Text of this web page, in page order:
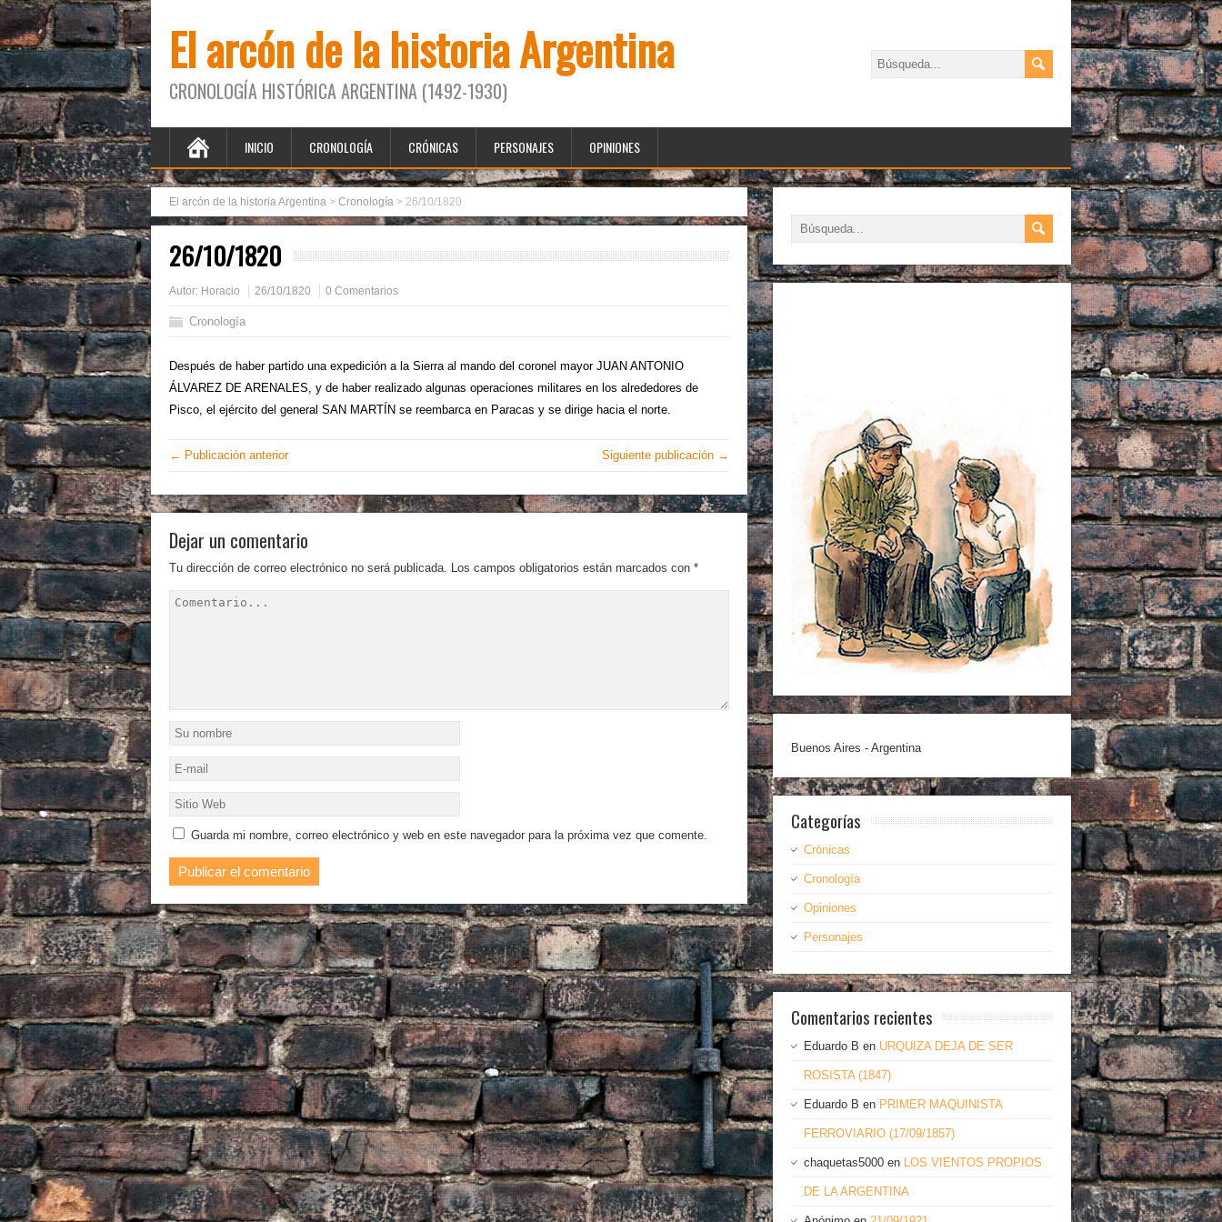
El arcón de la historia Argentina
CRONOLOGÍA HISTÓRICA ARGENTINA (1492-1930)
INICIO CRONOLOGÍA CRÓNICAS PERSONAJES OPINIONES
El arcón de la historia Argentina > Cronología > 26/10/1820
26/10/1820
Autor: Horacio 26/10/1820 0 Comentarios
Cronología
Después de haber partido una expedición a la Sierra al mando del coronel mayor JUAN ANTONIO
ÁLVAREZ DE ARENALES, y de haber realizado algunas operaciones militares en los alrededores de
Pisco, el ejército del general SAN MARTÍN se reembarca en Paracas y se dirige hacia el norte.
← Publicación anterior Siguiente publicación →
Dejar un comentario
Tu dirección de correo electrónico no será publicada. Los campos obligatorios están marcados con *
Guarda mi nombre, correo electrónico y web en este navegador para la próxima vez que comente.
Buenos Aires - Argentina
Categorías
Crónicas
Cronología
Opiniones
Personajes
Comentarios recientes
Eduardo B en URQUIZA DEJA DE SER
ROSISTA (1847)
Eduardo B en PRIMER MAQUINISTA
FERROVIARIO (17/09/1857)
chaquetas5000 en LOS VIENTOS PROPIOS
DE LA ARGENTINA